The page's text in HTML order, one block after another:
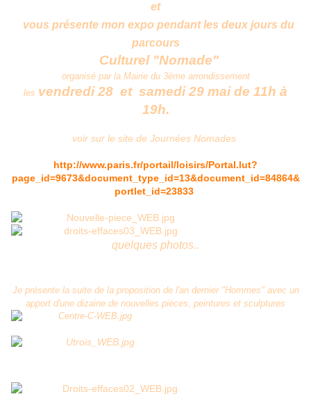
et
vous présente mon expo pendant les deux jours du
parcours
Culturel "Nomade"
organisé par la Mairie du 3éme arrondissement
les vendredi 28 et samedi 29 mai de 11h à
19h.
voir sur le site de Journées Nomades
http://www.paris.fr/portail/loisirs/Portal.lut?
page_id=9673&document_type_id=13&document_id=84864&
portlet_id=23833
quelques photos..
Je présente la suite de la proposition de l'an dernier "Hommes" avec un
apport d'une dizaine de nouvelles pièces, peintures et sculptures